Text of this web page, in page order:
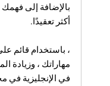
بالإضافة إلى فهمك
أكثر تعقيدًا.
، باستخدام قائم
مهاراتك ، وزيادة
في الإنجليزية في